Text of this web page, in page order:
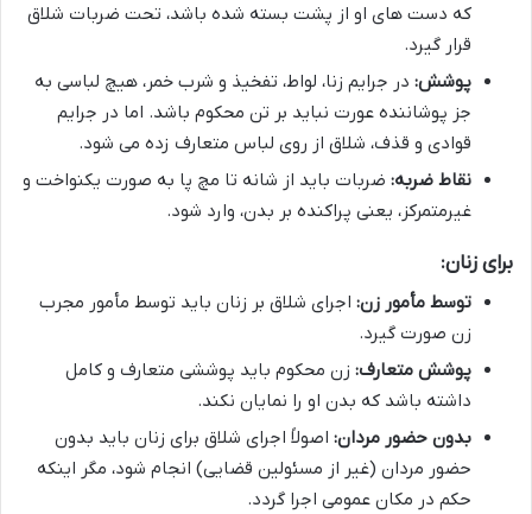
که دست های او از پشت بسته شده باشد، تحت ضربات شلاق
قرار گیرد.
پوشش: در جرایم زنا، لواط، تفخیذ و شرب خمر، هیچ لباسی به
جز پوشاننده عورت نباید بر تن محکوم باشد. اما در جرایم
قوادی و قذف، شلاق از روی لباس متعارف زده می شود.
نقاط ضربه: ضربات باید از شانه تا مچ پا به صورت یکنواخت و
غیرمتمرکز، یعنی پراکنده بر بدن، وارد شود.
برای زنان:
توسط مأمور زن: اجرای شلاق بر زنان باید توسط مأمور مجرب
زن صورت گیرد.
پوشش متعارف: زن محکوم باید پوششی متعارف و کامل
داشته باشد که بدن او را نمایان نکند.
بدون حضور مردان: اصولاً اجرای شلاق برای زنان باید بدون
حضور مردان (غیر از مسئولین قضایی) انجام شود، مگر اینکه
حکم در مکان عمومی اجرا گردد.